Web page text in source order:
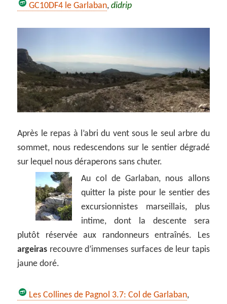
GC10DF4 le Garlaban,didrip
Après le repas à l’abri du vent sous le seul arbre du
sommet, nous redescendons sur le sentier dégradé
sur lequel nous déraperons sans chuter.
Au col de Garlaban, nous allons
quitter la piste pour le sentier des
excursionnistes marseillais, plus
intime, dont la descente sera
plutôt réservée aux randonneurs entraînés. Les
argeiras recouvre d’immenses surfaces de leur tapis
jaune doré.
Les Collines de Pagnol 3.7: Col de Garlaban,